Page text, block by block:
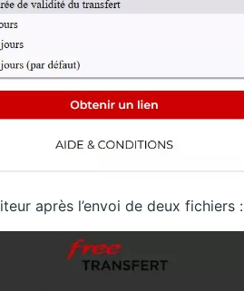
après l’envoi de deux fichiers :